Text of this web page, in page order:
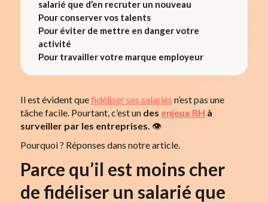
salarié que d’en recruter un nouveau
Pour conserver vos talents
Pour éviter de mettre en danger votre
activité
Pour travailler votre marque employeur
Il est évident quefidéliser ses salariés n’est pas une
tâche facile. Pourtant, c’est un des enjeux RH à
surveiller par les entreprises. 👁️
Pourquoi ? Réponses dans notre article.
Parce qu’il est moins cher
de fidéliser un salarié que